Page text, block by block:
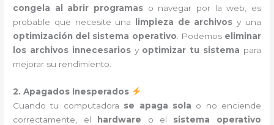
congela al abrir programas o navegar por la web, es
probable que necesite una
limpieza de archivos y una
optimización del sistema operativo . Podemos eliminar
los archivos innecesariosy optimizar tu sistema para
mejorar su rendimiento.
2. Apagados Inesperados
Cuando tu computadora se apaga sola o no enciende
correctamente, el
hardware o el sistema operativo